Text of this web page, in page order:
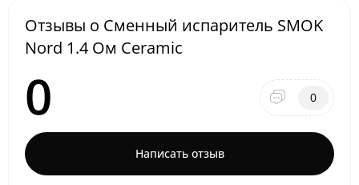
Отзывы о Сменный испаритель SMOK
Nord 1.4 Ом Ceramic
0 0
Написать отзыв